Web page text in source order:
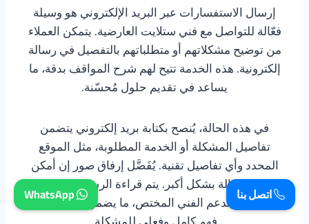
إرسال الاستفسارات عبر البريد الإلكتروني هو وسيلة
فعّالة للتواصل مع فني ستلايت العارضية. يتمكن العملاء
من توضيح مشكلاتهم أو متطلباتهم بالتفصيل في رسالة
إلكترونية. هذه الخدمة تتيح لهم شرح المواقف بدقة، ما
يساعد في تقديم حلول مُحسّنة.
في هذه الحالة، يُنصح بكتابة بريد إلكتروني يتضمن
تفاصيل المشكلة أو الخدمة المطلوبة، مثل الموقع
المحدد وأي تفاصيل تقنية. يُفَضَّل إرفاق صور إن أمكن
لتوضيح الحالة بشكل أكبر. يتم قراءة الرسائل بعناية من
قبل فريق الدعم الفني المختص، ما يضمن الوصول إلى
اتصل بنا